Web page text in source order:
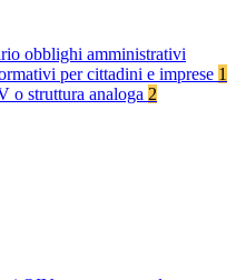
obblighi amministrativi
per cittadini e imprese 1
o struttura analoga 2